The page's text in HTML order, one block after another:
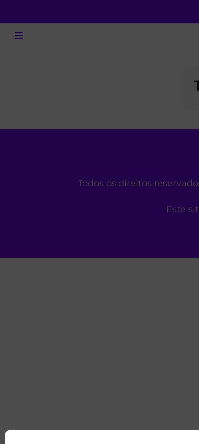
Todos os direitos
Este